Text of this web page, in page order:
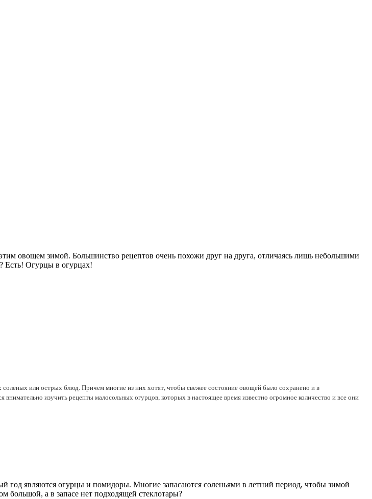
овощем зимой. Большинство рецептов очень похожи друг на друга, отличаясь лишь небольшими
Есть! Огурцы в огурцах!
или острых блюд. Причем многие из них хотят, чтобы свежее состояние овощей было сохранено и в
изучить рецепты малосольных огурцов, которых в настоящее время известно огромное количество и все они
являются огурцы и помидоры. Многие запасаются соленьями в летний период, чтобы зимой
большой, а в запасе нет подходящей стеклотары?